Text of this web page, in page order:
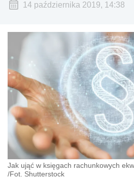
14 października 2019, 14:38
Jak ująć w księgach rachunkowych
/Fot. Shutterstock